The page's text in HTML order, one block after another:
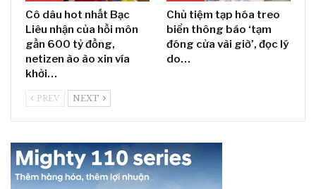
Cô dâu hot nhất Bạc
Liêu nhận của hồi môn
gần 600 tỷ đồng,
netizen ào ào xin vía
khởi…
Chủ tiệm tạp hóa treo
biển thông báo ‘tạm
đóng cửa vài giờ’, đọc lý
do…
PREV NEXT